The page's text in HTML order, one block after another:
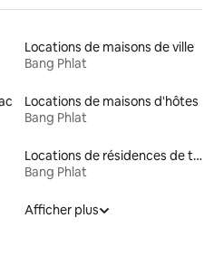
Locations de maisons de ville
Bang Phlat
Locations de maisons d'hôtes
Bang Phlat
Locations de résidences de tourisme
Bang Phlat
Afficher plus